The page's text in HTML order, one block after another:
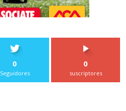
0
Seguidores
0
suscriptores